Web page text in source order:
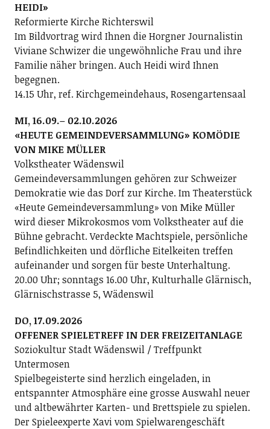
HEIDI»
Reformierte Kirche Richterswil
Im Bildvortrag wird Ihnen die Horgner Journalistin
Viviane Schwizer die ungewöhnliche Frau und ihre
Familie näher bringen. Auch Heidi wird Ihnen
begegnen.
14.15 Uhr, ref. Kirchgemeindehaus, Rosengartensaal
MI, 16.09.– 02.10.2026
«HEUTE GEMEINDEVERSAMMLUNG» KOMÖDIE
VON MIKE MÜLLER
Volkstheater Wädenswil
Gemeindeversammlungen gehören zur Schweizer
Demokratie wie das Dorf zur Kirche. Im Theaterstück
«Heute Gemeindeversammlung» von Mike Müller
wird dieser Mikrokosmos vom Volkstheater auf die
Bühne gebracht. Verdeckte Machtspiele, persönliche
Befindlichkeiten und dörfliche Eitelkeiten treffen
aufeinander und sorgen für beste Unterhaltung.
20.00 Uhr; sonntags 16.00 Uhr, Kulturhalle Glärnisch,
Glärnischstrasse 5, Wädenswil
DO, 17.09.2026
OFFENER SPIELETREFF IN DER FREIZEITANLAGE
Soziokultur Stadt Wädenswil / Treffpunkt
Untermosen
Spielbegeisterte sind herzlich eingeladen, in
entspannter Atmosphäre eine grosse Auswahl neuer
und altbewährter Karten- und Brettspiele zu spielen.
Der Spieleexperte Xavi vom Spielwarengeschäft